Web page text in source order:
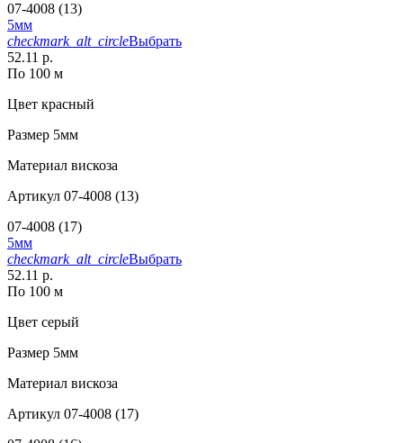
07-4008 (13)
5мм
checkmark_alt_circleВыбрать
52.11 р.
По 100 м
Цвет красный
Размер 5мм
Материал вискоза
Артикул 07-4008 (13)
07-4008 (17)
5мм
checkmark_alt_circleВыбрать
52.11 р.
По 100 м
Цвет серый
Размер 5мм
Материал вискоза
Артикул 07-4008 (17)